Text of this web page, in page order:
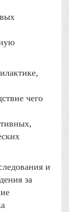
чего
и
за